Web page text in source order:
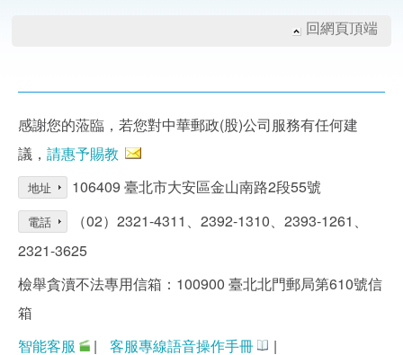
回網頁頂端
感謝您的蒞臨，若您對中華郵政(股)公司服務有任何建
議， 請惠予賜教
地址 106409 臺北市大安區金山南路2段55號
電話
（02）2321-4311、2392-1310、2393-1261、
2321-3625
檢舉貪瀆不法專用信箱：100900 臺北北門郵局第610號信
箱
智能客服
| 客服專線語音操作手冊 |